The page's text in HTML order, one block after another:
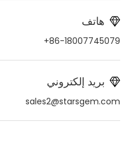
هاتف
86-18007745079+
بريد إلكتروني
sales2@starsgem.com